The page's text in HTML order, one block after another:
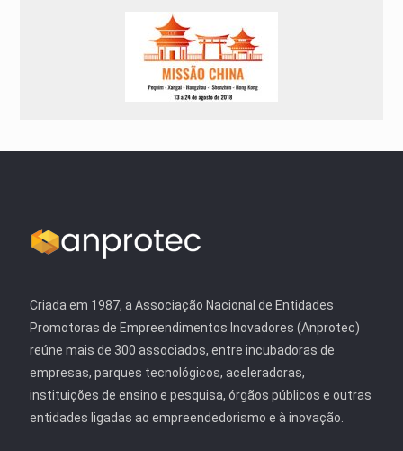
Criada em 1987, a Associação Nacional de Entidades
Promotoras de Empreendimentos Inovadores (Anprotec)
reúne mais de 300 associados, entre incubadoras de
empresas, parques tecnológicos, aceleradoras,
instituições de ensino e pesquisa, órgãos públicos e outras
entidades ligadas ao empreendedorismo e à inovação.